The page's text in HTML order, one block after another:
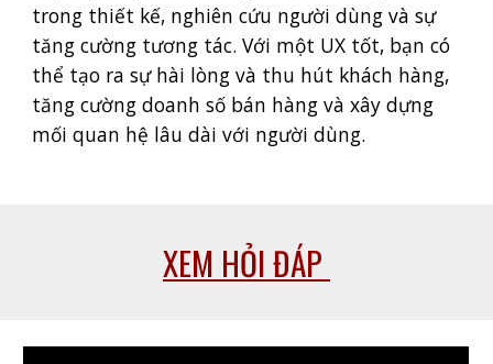
trong thiết kế, nghiên cứu người dùng và sự
tăng cường tương tác. Với một UX tốt, bạn có
thể tạo ra sự hài lòng và thu hút khách hàng,
tăng cường doanh số bán hàng và xây dựng
mối quan hệ lâu dài với người dùng.
XEM HỎI ĐÁP